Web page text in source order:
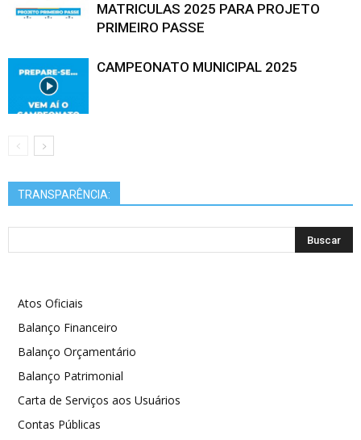
MATRICULAS 2025 PARA PROJETO
PRIMEIRO PASSE
CAMPEONATO MUNICIPAL 2025
TRANSPARÊNCIA:
Atos Oficiais
Balanço Financeiro
Balanço Orçamentário
Balanço Patrimonial
Carta de Serviços aos Usuários
Contas Públicas